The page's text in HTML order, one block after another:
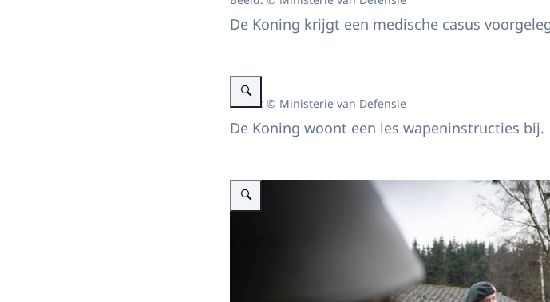
De Koning krijgt een medische casus
Vergroot afbeelding Koning bij operatie Interflex in Verenigd Koninkrijk
Beeld: © Ministerie van Defensie
De Koning woont een les wapeninstructies bij.
Vergroot afbeelding Koning bij operatie Interflex in Verenigd Koninkrijk